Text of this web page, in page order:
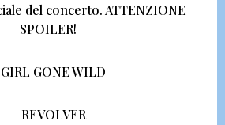
del concerto. ATTENZIONE
SPOILER!
GONE WILD
– REVOLVER